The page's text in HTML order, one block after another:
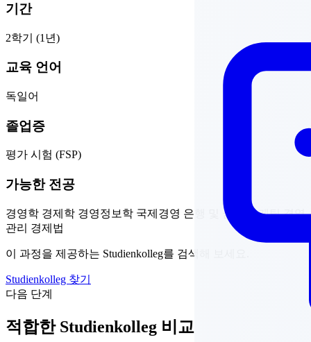
기간
2학기 (1년)
교육 언어
독일어
졸업증
평가 시험 (FSP)
가능한 전공
경영학 경제학 경영정보학 국제경영 은행 및 금융 마케팅경영
관리 경제법
이 과정을 제공하는 Studienkolleg를 검색해 보세요.
Studienkolleg 찾기
다음 단계
적합한 Studienkolleg 비교